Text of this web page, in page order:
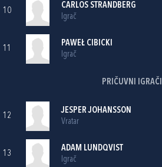
10
CARLOS STRANDBERG
Igrač
11
PAWEŁ CIBICKI
Igrač
PRIČUVNI IGRAČI
12
JESPER JOHANSSON
Vratar
13
ADAM LUNDQVIST
Igrač